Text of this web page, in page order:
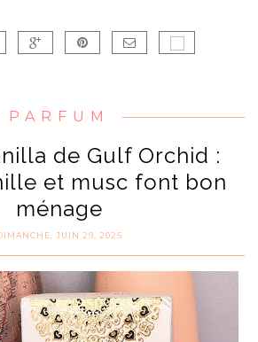
PARFUM
de Gulf Orchid :
et musc font bon
ménage
JUIN 29, 2025